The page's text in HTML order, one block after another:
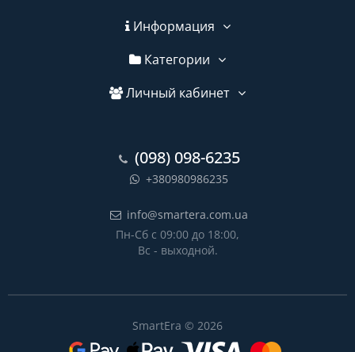
Информация
Категории
Личный кабинет
(098) 098-6235
+380980986235
info@smartera.com.ua
Пн-Сб с 09:00 до 18:00,
Вс - выходной.
SmartEra © 2026